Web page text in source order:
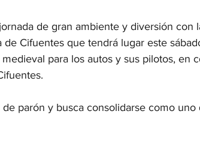
de gran ambiente y diversión con
de Cifuentes que tendrá lugar este
para los autos y sus pilotos, en
parón y busca consolidarse como